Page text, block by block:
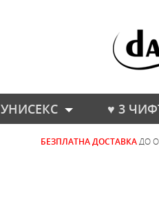
УНИСЕКС ♥ 3
БЕЗПЛАТНА ДОСТАВКА ДО